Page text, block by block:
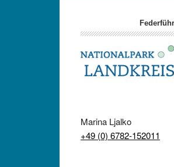
Footer
Marina Ljalko
+49 (0) 6782-152011